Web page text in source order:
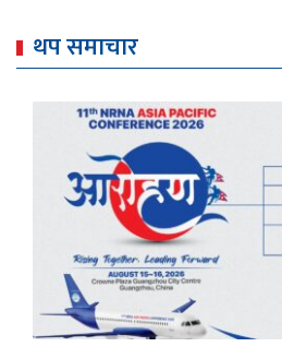
थप समाचार